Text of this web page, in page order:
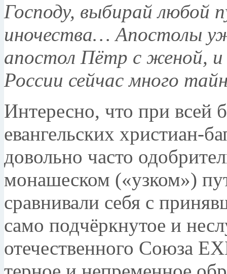
Господу, выбирай любой
иночества… Апостолы
апостол Пётр с женой,
России сейчас много
Интересно, что при всей
евангельских хри­стиан-
довольно часто
монашеском («узком»)
сравнива­ли себя с
само подчёркнутое и
отечественного Союза